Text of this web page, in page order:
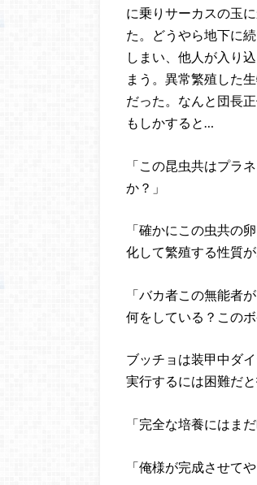
に乗りサーカスの玉
た。どうやら地下に
しまい、他人が入り
まう。異常繁殖した
だった。なんと団長
もしかすると…
「この昆虫共はプラ
か？」
「確かにこの虫共の
化して繁殖する性質
「バカ者この無能者
何をしている？この
ブッチョは装甲中ダ
実行するには困難だ
「完全な培養にはま
「俺様が完成させてや